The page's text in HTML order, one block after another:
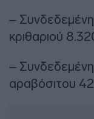
– Συνδεδεμένη
κριθαριού
– Συνδεδεμένη
αραβόσιτου